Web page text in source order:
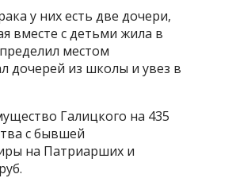
у них есть две дочери,
вместе с детьми жила в
местом
дочерей из школы и увез в
Галицкого на 435
с бывшей
на Патриарших и